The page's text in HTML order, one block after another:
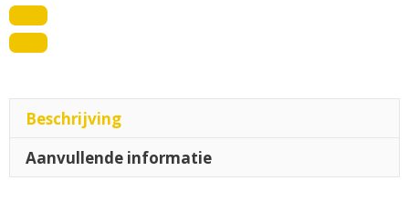
Beschrijving
Aanvullende informatie